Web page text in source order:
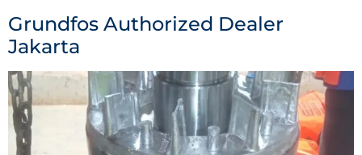
Grundfos Authorized Dealer
Jakarta